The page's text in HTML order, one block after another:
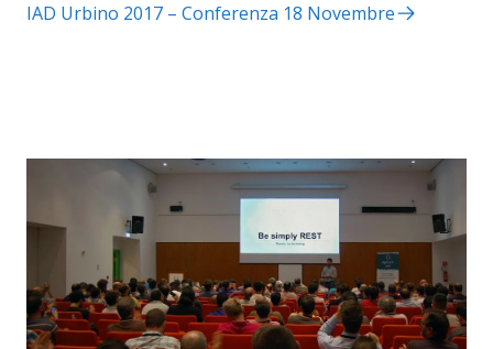
IAD Urbino 2017 – Conferenza 18 Novembre